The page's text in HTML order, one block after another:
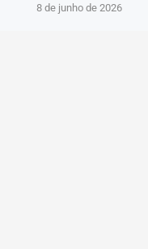
8 de junho de 2026